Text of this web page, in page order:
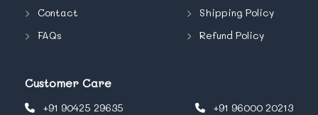
Contact
FAQs
Shipping Policy
Refund Policy
Customer Care
+91 90425 29635
+91 96000 20213